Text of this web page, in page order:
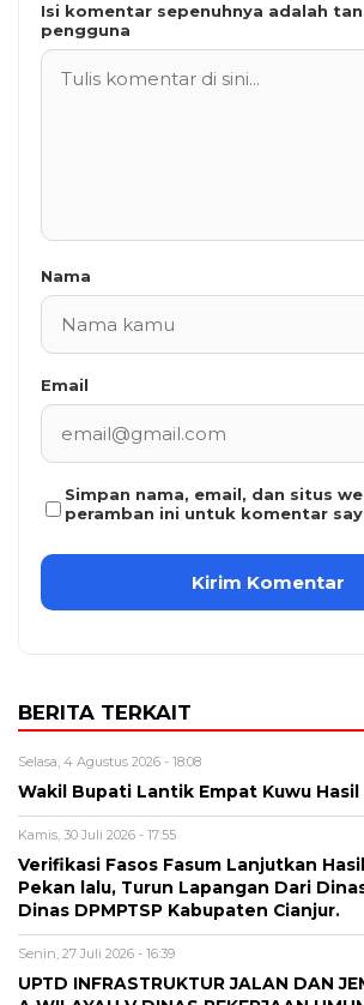
Isi komentar sepenuhnya adalah
pengguna
Nama
Email
Simpan nama, email, dan situs
peramban ini untuk komentar
BERITA TERKAIT
Selasa, 4 Agustus 2026 - 18:08
Wakil Bupati Lantik Empat Kuwu Hasil
Kamis, 30 Juli 2026 - 17:55
Verifikasi Fasos Fasum Lanjutkan
Pekan lalu, Turun Lapangan Dari
Dinas DPMPTSP Kabupaten Cianjur.
Senin, 27 Juli 2026 - 16:39
UPTD INFRASTRUKTUR JALAN DAN